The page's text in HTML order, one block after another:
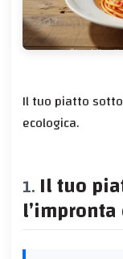
Il tuo piatto
ecologica.
Il tuo